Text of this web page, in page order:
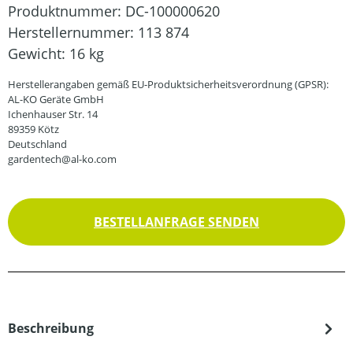
Produktnummer: DC-100000620
Herstellernummer: 113 874
Gewicht: 16 kg
Herstellerangaben gemäß EU-Produktsicherheitsverordnung (GPSR):
AL-KO Geräte GmbH
Ichenhauser Str. 14
89359 Kötz
Deutschland
gardentech@al-ko.com
BESTELLANFRAGE SENDEN
Beschreibung